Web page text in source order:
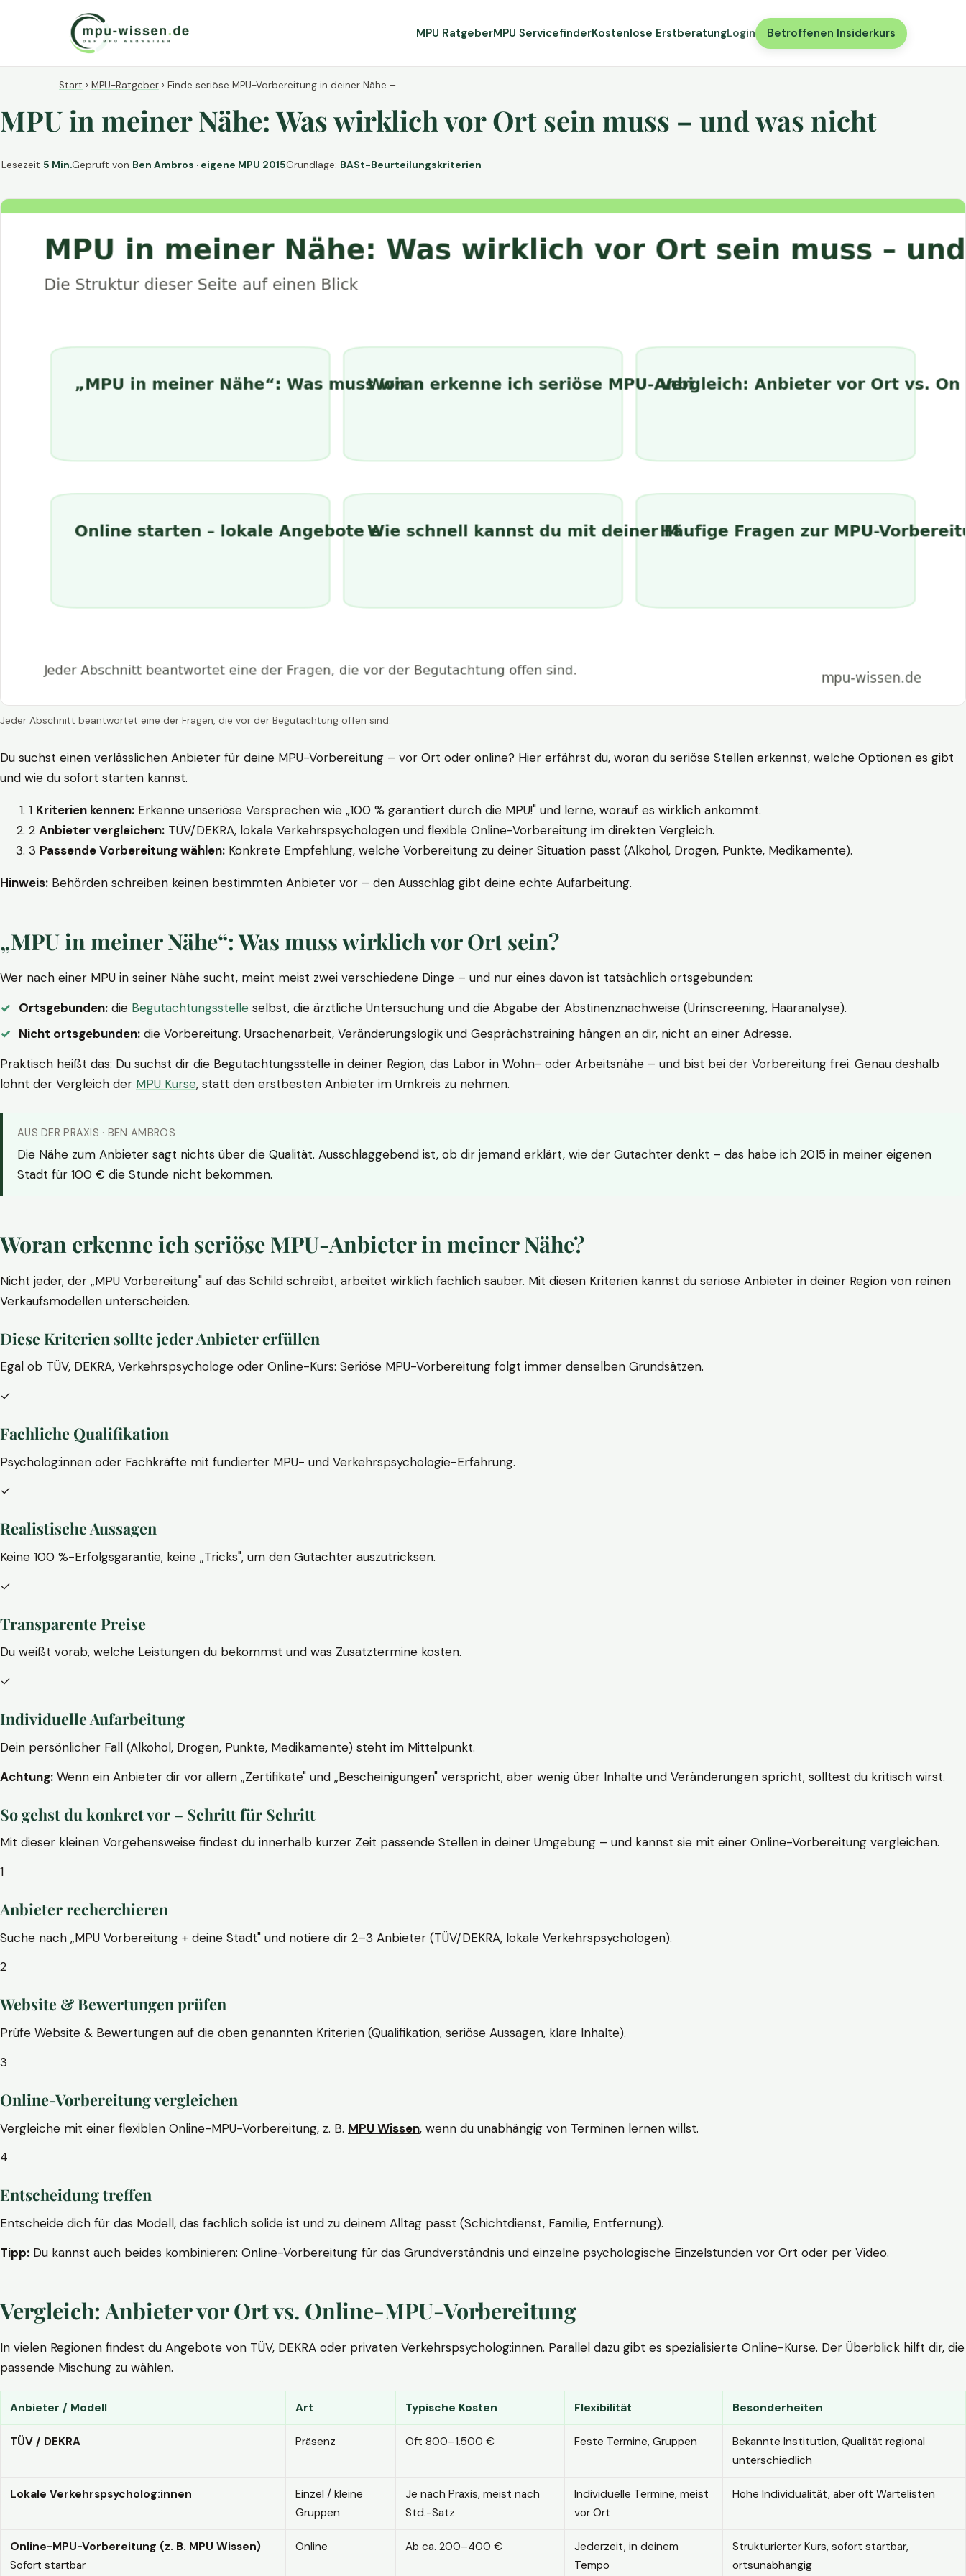
MPU RatgeberMPU ServicefinderKostenlose ErstberatungLogin Betroffenen Insiderkurs
Start › MPU-Ratgeber › Finde seriöse MPU-Vorbereitung in deiner Nähe –
MPU in meiner Nähe: Was wirklich vor Ort sein muss – und was nicht
Lesezeit 5 Min.Geprüft von Ben Ambros · eigene MPU 2015Grundlage: BASt-Beurteilungskriterien
Jeder Abschnitt beantwortet eine der Fragen, die vor der Begutachtung offen sind.
Du suchst einen verlässlichen Anbieter für deine MPU-Vorbereitung – vor Ort oder online? Hier erfährst du, woran du seriöse Stellen erkennst, welche Optionen es gibt
und wie du sofort starten kannst.
1 Kriterien kennen: Erkenne unseriöse Versprechen wie „100 % garantiert durch die MPU!" und lerne, worauf es wirklich ankommt.
2 Anbieter vergleichen: TÜV/DEKRA, lokale Verkehrspsychologen und flexible Online-Vorbereitung im direkten Vergleich.
3 Passende Vorbereitung wählen: Konkrete Empfehlung, welche Vorbereitung zu deiner Situation passt (Alkohol, Drogen, Punkte, Medikamente).
Hinweis: Behörden schreiben keinen bestimmten Anbieter vor – den Ausschlag gibt deine echte Aufarbeitung.
„MPU in meiner Nähe“: Was muss wirklich vor Ort sein?
Wer nach einer MPU in seiner Nähe sucht, meint meist zwei verschiedene Dinge – und nur eines davon ist tatsächlich ortsgebunden:
Ortsgebunden: die Begutachtungsstelle selbst, die ärztliche Untersuchung und die Abgabe der Abstinenznachweise (Urinscreening, Haaranalyse).
Nicht ortsgebunden: die Vorbereitung. Ursachenarbeit, Veränderungslogik und Gesprächstraining hängen an dir, nicht an einer Adresse.
Praktisch heißt das: Du suchst dir die Begutachtungsstelle in deiner Region, das Labor in Wohn- oder Arbeitsnähe – und bist bei der Vorbereitung frei. Genau deshalb
lohnt der Vergleich der MPU Kurse, statt den erstbesten Anbieter im Umkreis zu nehmen.
AUS DER PRAXIS · BEN AMBROS
Die Nähe zum Anbieter sagt nichts über die Qualität. Ausschlaggebend ist, ob dir jemand erklärt, wie der Gutachter denkt – das habe ich 2015 in meiner eigenen
Stadt für 100 € die Stunde nicht bekommen.
Woran erkenne ich seriöse MPU-Anbieter in meiner Nähe?
Nicht jeder, der „MPU Vorbereitung" auf das Schild schreibt, arbeitet wirklich fachlich sauber. Mit diesen Kriterien kannst du seriöse Anbieter in deiner Region von reinen
Verkaufsmodellen unterscheiden.
Diese Kriterien sollte jeder Anbieter erfüllen
Egal ob TÜV, DEKRA, Verkehrspsychologe oder Online-Kurs: Seriöse MPU-Vorbereitung folgt immer denselben Grundsätzen.
✓
Fachliche Qualifikation
Psycholog:innen oder Fachkräfte mit fundierter MPU- und Verkehrspsychologie-Erfahrung.
✓
Realistische Aussagen
Keine 100 %-Erfolgsgarantie, keine „Tricks", um den Gutachter auszutricksen.
✓
Transparente Preise
Du weißt vorab, welche Leistungen du bekommst und was Zusatztermine kosten.
✓
Individuelle Aufarbeitung
Dein persönlicher Fall (Alkohol, Drogen, Punkte, Medikamente) steht im Mittelpunkt.
Achtung: Wenn ein Anbieter dir vor allem „Zertifikate" und „Bescheinigungen" verspricht, aber wenig über Inhalte und Veränderungen spricht, solltest du kritisch wirst.
So gehst du konkret vor – Schritt für Schritt
Mit dieser kleinen Vorgehensweise findest du innerhalb kurzer Zeit passende Stellen in deiner Umgebung – und kannst sie mit einer Online-Vorbereitung vergleichen.
1
Anbieter recherchieren
Suche nach „MPU Vorbereitung + deine Stadt" und notiere dir 2–3 Anbieter (TÜV/DEKRA, lokale Verkehrspsychologen).
2
Website & Bewertungen prüfen
Prüfe Website & Bewertungen auf die oben genannten Kriterien (Qualifikation, seriöse Aussagen, klare Inhalte).
3
Online-Vorbereitung vergleichen
Vergleiche mit einer flexiblen Online-MPU-Vorbereitung, z. B. MPU Wissen, wenn du unabhängig von Terminen lernen willst.
4
Entscheidung treffen
Entscheide dich für das Modell, das fachlich solide ist und zu deinem Alltag passt (Schichtdienst, Familie, Entfernung).
Tipp: Du kannst auch beides kombinieren: Online-Vorbereitung für das Grundverständnis und einzelne psychologische Einzelstunden vor Ort oder per Video.
Vergleich: Anbieter vor Ort vs. Online-MPU-Vorbereitung
In vielen Regionen findest du Angebote von TÜV, DEKRA oder privaten Verkehrspsycholog:innen. Parallel dazu gibt es spezialisierte Online-Kurse. Der Überblick hilft dir, die
passende Mischung zu wählen.
Anbieter / Modell Art Typische Kosten Flexibilität Besonderheiten
TÜV / DEKRA Präsenz Oft 800–1.500 € Feste Termine, Gruppen
Bekannte Institution, Qualität regional
unterschiedlich
Lokale Verkehrspsycholog:innen
Einzel / kleine
Gruppen
Je nach Praxis, meist nach
Std.-Satz
Individuelle Termine, meist
vor Ort
Hohe Individualität, aber oft Wartelisten
Online-MPU-Vorbereitung (z. B. MPU Wissen)
Sofort startbar
Online Ab ca. 200–400 €
Jederzeit, in deinem
Tempo
Strukturierter Kurs, sofort startbar,
ortsunabhängig